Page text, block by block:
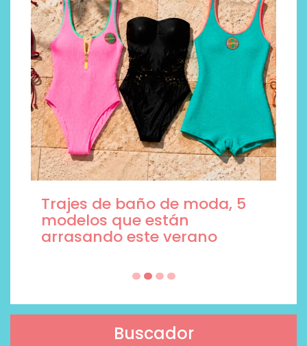
Trajes de baño de moda, 5
modelos que están
arrasando este verano
Buscador